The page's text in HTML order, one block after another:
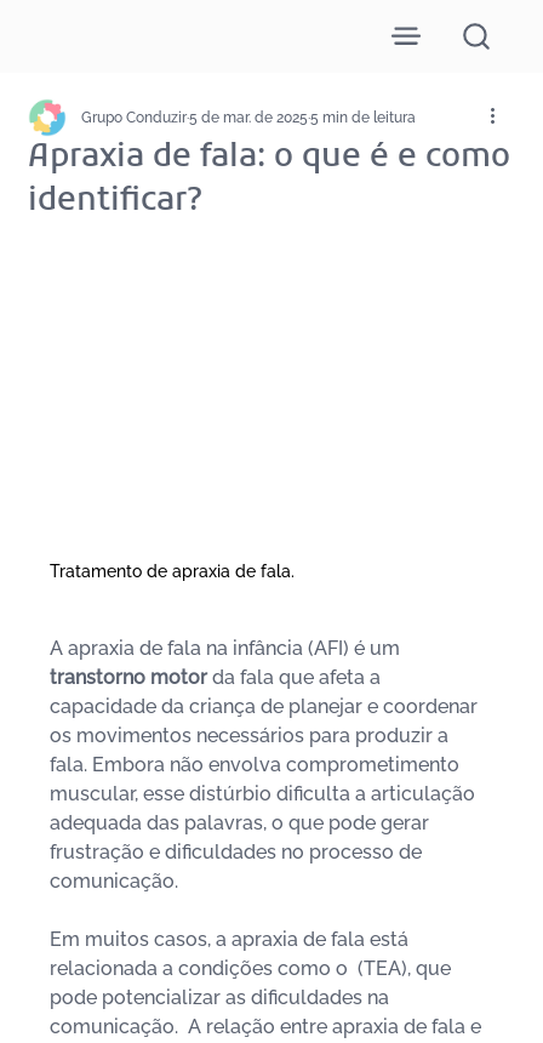
Apraxia de fala: o que é e como
identificar?
Grupo Conduzir5 de mar. de 2025 5 min de leitura
Tratamento de apraxia de fala.
A apraxia de fala na infância (AFI) é um
transtorno motor da fala que afeta a
capacidade da criança de planejar e coordenar
os movimentos necessários para produzir a
fala. Embora não envolva comprometimento
muscular, esse distúrbio dificulta a articulação
adequada das palavras, o que pode gerar
frustração e dificuldades no processo de
comunicação.
Em muitos casos, a apraxia de fala está
relacionada a condições como o  (TEA), que
pode potencializar as dificuldades na
comunicação.  A relação entre apraxia de fala e